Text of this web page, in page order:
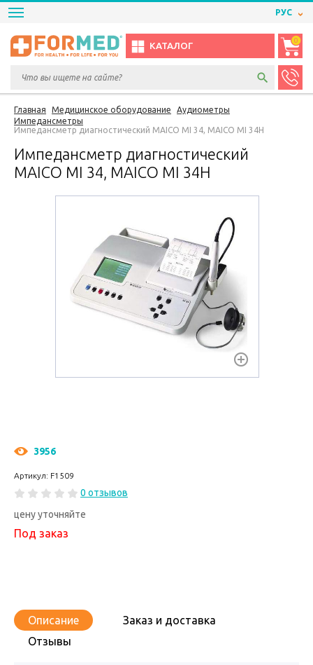
РУС
КАТАЛОГ
0
Главная Медицинское оборудование
Аудиометры
Импедансметры
Импедансметр диагностический MAICO MI 34, MAICO MI 34H
Импедансметр диагностический
MAICO MI 34, MAICO MI 34H
3956
Артикул: F1509
0 отзывов
цену уточняйте
Под заказ
Описание
Заказ и доставка
Отзывы